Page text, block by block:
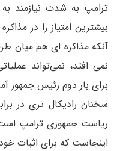
ترامپ به شدت نیازمند
بیشترین امتیاز را در
آنکه مذاکره ای هم میان
نمی افتد، نمی‌تواند
برای بار دوم رئیس جمهور
سخنان رادیکال تری در
ریاست جمهوری ترامپ است
اینجاست که برای اثبات